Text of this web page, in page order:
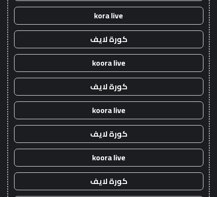
kora live
كورة لايف
koora live
كورة لايف
koora live
كورة لايف
koora live
كورة لايف